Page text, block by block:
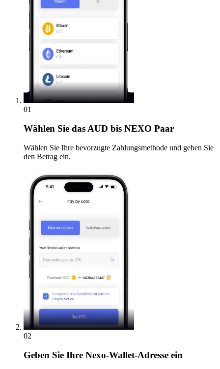
01
Wählen Sie das AUD bis NEXO Paar
Wählen Sie Ihre bevorzugte Zahlungsmethode und geben Sie
den Betrag ein.
02
Geben Sie Ihre Nexo-Wallet-Adresse ein